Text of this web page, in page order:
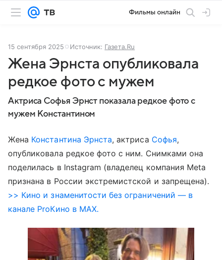
Фильмы онлайн
15 сентября 2025 Источник: Газета.Ru
Жена Эрнста опубликовала
редкое фото с мужем
Актриса Софья Эрнст показала редкое фото с
мужем Константином
Жена Константина Эрнста, актриса Софья,
опубликовала редкое фото с ним. Снимками она
поделилась в Instagram (владелец компания Meta
признана в России экстремистской и запрещена).
>> Кино и знаменитости без ограничений — в
канале ProКино в MAX.